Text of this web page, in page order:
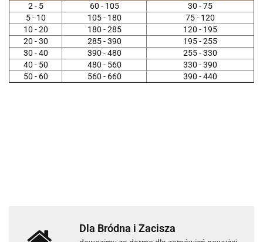
2 - 5
60 - 105
30 - 75
5 - 10
105 - 180
75 - 120
10 - 20
180 - 285
120 - 195
20 - 30
285 - 390
195 - 255
30 - 40
390 - 480
255 - 330
40 - 50
480 - 560
330 - 390
50 - 60
560 - 660 390 - 440
Dla Bródna i Zacisza